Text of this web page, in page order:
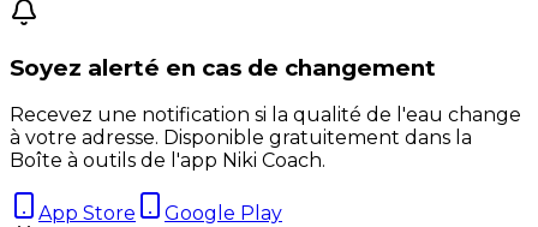
Soyez alerté en cas de changement
Recevez une notification si la qualité de l'eau change
à votre adresse. Disponible gratuitement dans la
Boîte à outils de l'app Niki Coach.
App Store
Google Play